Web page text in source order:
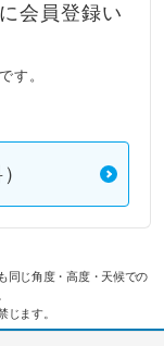
会員登録い
す。
同じ角度・高度・天候での
ます。